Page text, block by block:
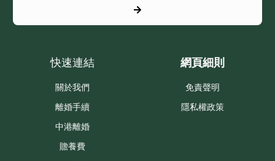
快速連結
關於我們
離婚手續
中港離婚
贍養費
網頁細則
免責聲明
隱私權政策